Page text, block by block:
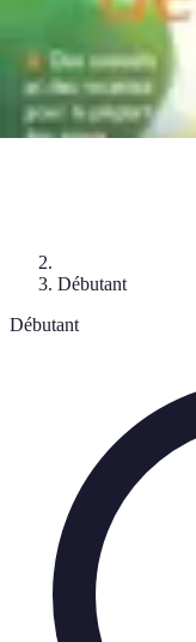
Débutant
Débutant